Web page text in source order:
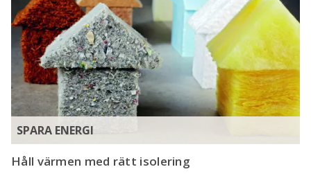
SPARA ENERGI
Håll värmen med rätt isolering